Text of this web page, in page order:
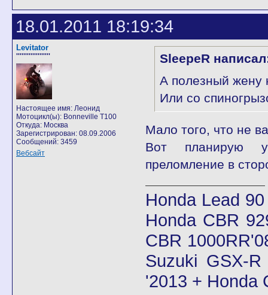
18.01.2011 18:19:34
Levitator
'''''''''''''''''''
Настоящее имя: Леонид
Мотоцикл(ы): Bonneville T100
Откуда: Москва
Зарегистрирован: 08.09.2006
Сообщений: 3459
Вебсайт
SleepeR
А полезный жену
Или со
Мало того, что не
Вот планирую
преломление в
Honda Lead
Honda CBR
CBR
Suzuki GSX-
'2013 + Honda